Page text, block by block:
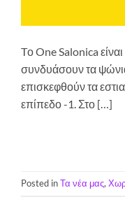
Tο One Salonica
συνδυάσουν τα
επισκεφθούν τα
επίπεδο -1. Στο […]
Posted inΤα νέα μας,